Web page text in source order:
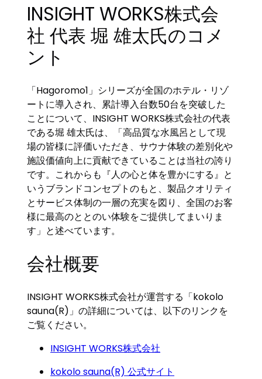
INSIGHT WORKS株式会
社 代表 堀 雄太氏のコメ
ント
「Hagoromo1」シリーズが全国のホテル・リゾ
ートに導入され、累計導入台数50台を突破した
ことについて、INSIGHT WORKS株式会社の代表
である堀 雄太氏は、「高品質な水風呂として現
場の皆様に評価いただき、サウナ体験の差別化や
施設価値向上に貢献できていることは当社の誇り
です。これからも『人の心と体を豊かにする』と
いうブランドコンセプトのもと、製品クオリティ
とサービス体制の一層の充実を図り、全国のお客
様に最高のととのい体験をご提供してまいりま
す」と述べています。
会社概要
INSIGHT WORKS株式会社が運営する「kokolo
sauna(R)」の詳細については、以下のリンクを
ご覧ください。
INSIGHT WORKS株式会社
kokolo sauna(R) 公式サイト